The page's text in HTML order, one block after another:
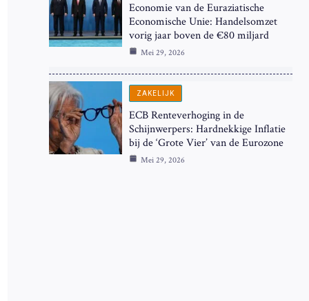
Economie van de Euraziatische
Economische Unie: Handelsomzet
vorig jaar boven de €80 miljard
Mei 29, 2026
ZAKELIJK
ECB Renteverhoging in de
Schijnwerpers: Hardnekkige Inflatie
bij de ‘Grote Vier’ van de Eurozone
Mei 29, 2026